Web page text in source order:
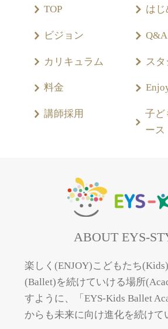
TOP は
ビジョン Q&A
カリキュラム ス
料金
講師採用
子ど
ース
ABOUT EYS-
楽しく(ENJOY)こどもたち
(Ballet)を続けていける場所
すように、「EYS-Kids Ballet
からも未来に向け進化を続けて